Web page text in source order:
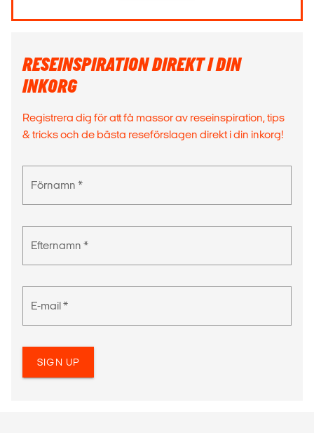
RESEINSPIRATION DIREKT I DIN
INKORG
Registrera dig för att få massor av reseinspiration, tips
& tricks och de bästa reseförslagen direkt i din inkorg!
Förnamn *
Efternamn *
E-mail *
SIGN UP